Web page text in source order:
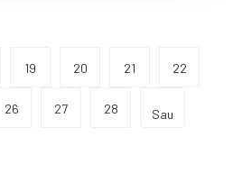
19 20 21 22
26 27 28 Sau